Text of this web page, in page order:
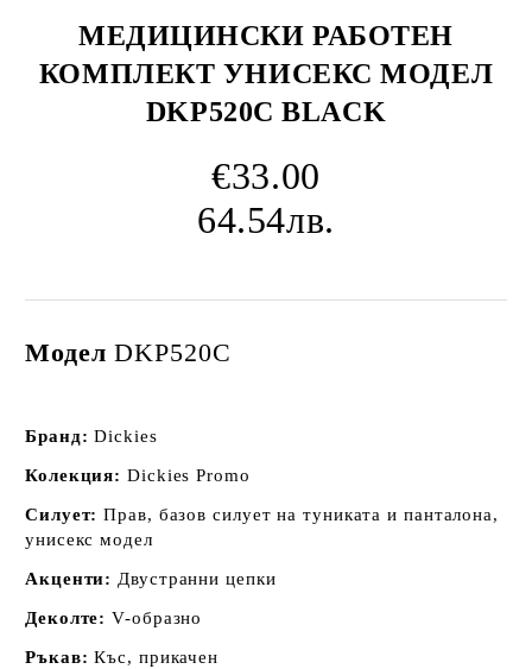
МЕДИЦИНСКИ РАБОТЕН
КОМПЛЕКТ УНИСЕКС МОДЕЛ
DKP520C BLACK
€33.00
64.54лв.
МоделDKP520C
Бранд:Dickies
Колекция: Dickies Promo
Силует:Прав, базов силует на туниката и панталона,
унисекс модел
Акценти: Двустранни цепки
Деколте:V-образно
Ръкав:Къс, прикачен